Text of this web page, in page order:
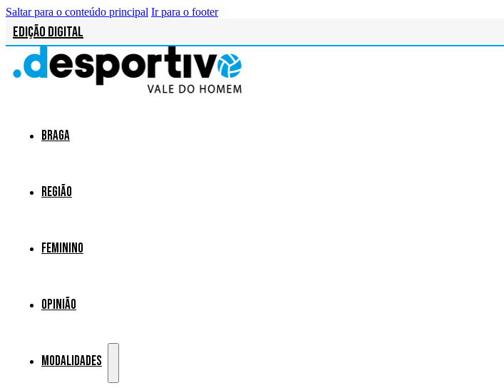
Saltar para o conteúdo principal Ir para o footer
Edição Digital
Braga
Região
Feminino
Opinião
Modalidades